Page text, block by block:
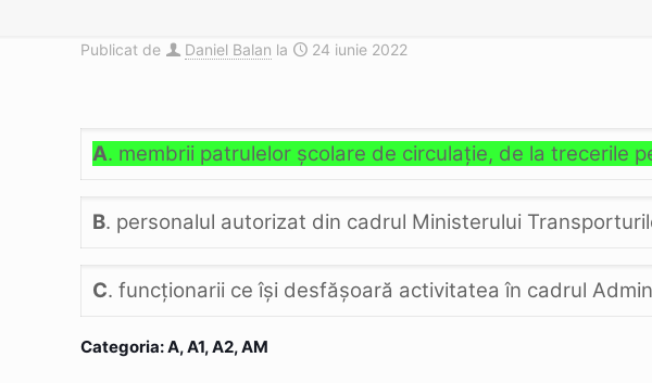
Publicat de Daniel Balan la 24 iunie 2022
A. membrii patrulelor şcolare de circulaţie, de la trecerile
B. personalul autorizat din cadrul Ministerului
C. funcţionarii ce îşi desfăşoară activitatea în cadrul
Categoria: A, A1, A2, AM